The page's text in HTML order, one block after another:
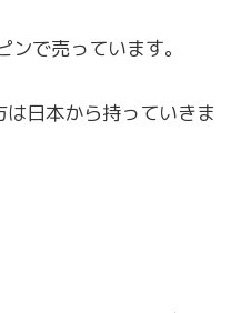
で売っています。
日本から持っていきま